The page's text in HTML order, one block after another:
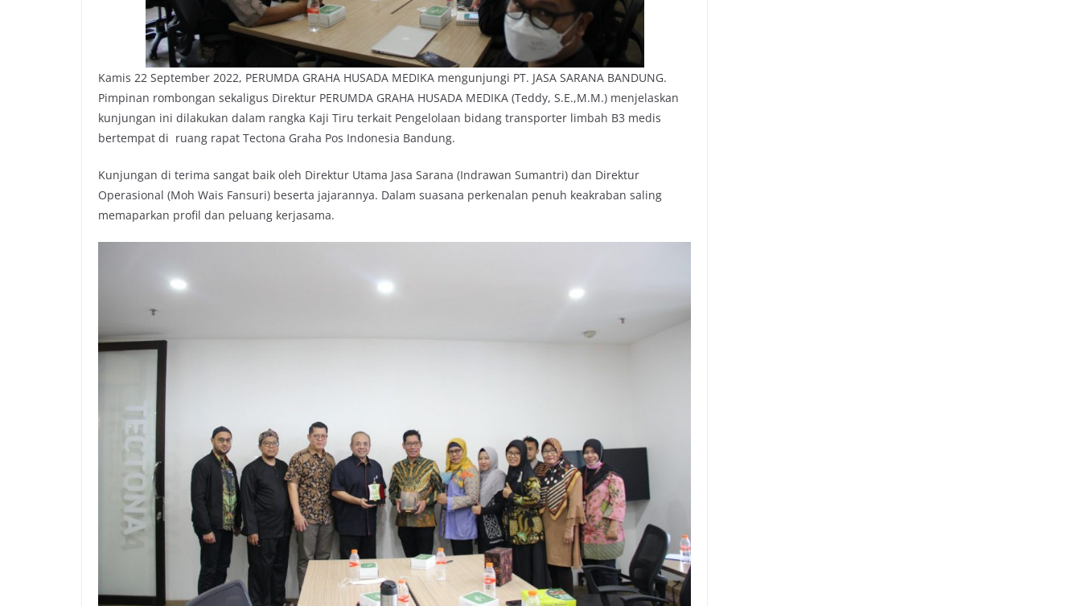
Kamis 22 September 2022, PERUMDA GRAHA HUSADA MEDIKA mengunjungi PT. JASA SARANA BANDUNG.
Pimpinan rombongan sekaligus Direktur PERUMDA GRAHA HUSADA MEDIKA (Teddy, S.E.,M.M.) menjelaskan
kunjungan ini dilakukan dalam rangka Kaji Tiru terkait Pengelolaan bidang transporter limbah B3 medis
bertempat di ruang rapat Tectona Graha Pos Indonesia Bandung.
Kunjungan di terima sangat baik oleh Direktur Utama Jasa Sarana (Indrawan Sumantri) dan Direktur
Operasional (Moh Wais Fansuri) beserta jajarannya. Dalam suasana perkenalan penuh keakraban saling
memaparkan profil dan peluang kerjasama.